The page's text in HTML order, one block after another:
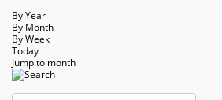
By Year
By Month
By Week
Today
Jump to month